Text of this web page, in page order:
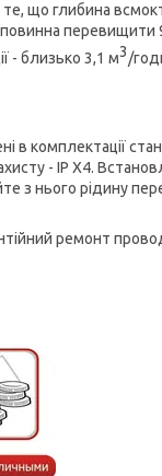
що глибина
перевищити
- близько 3,1 м3/
комплектації
- IP X4.
з нього рідину
ремонт